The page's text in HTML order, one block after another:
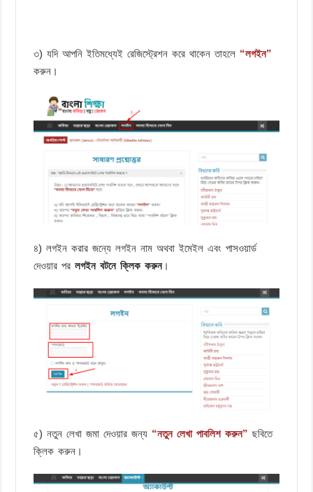
৩) যদি আপনি ইতিমধ্যেই রেজিস্ট্রেশন করে থাকেন তাহলে “লগইন”
করুন।
৪) লগইন করার জন্যে লগইন নাম অথবা ইমেইল এবং পাসওয়ার্ড
দেওয়ার পরলগইন বটনে ক্লিক করুন।
৫) নতুন লেখা জমা দেওয়ার জন্য “নতুন লেখা পাবলিশ করুন” ছবিতে
ক্লিক করুন।